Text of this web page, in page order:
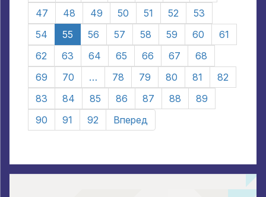
47
48 49 50 51 52
53
54
55 56 57 58 59 60
61
62
63 64 65 66 67
68
69
70 … 78 79 80 81
82
83
84 85 86 87 88
89
90
91 92 Вперед